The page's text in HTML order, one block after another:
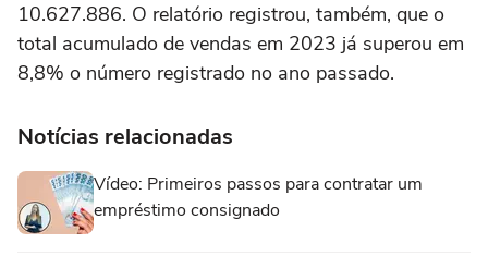
10.627.886. O relatório registrou, também, que o
total acumulado de vendas em 2023 já superou em
8,8% o número registrado no ano passado.
Notícias relacionadas
Vídeo: Primeiros passos para contratar um
empréstimo consignado